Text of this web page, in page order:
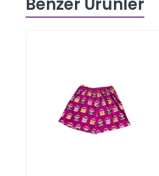
Benzer Ürünler